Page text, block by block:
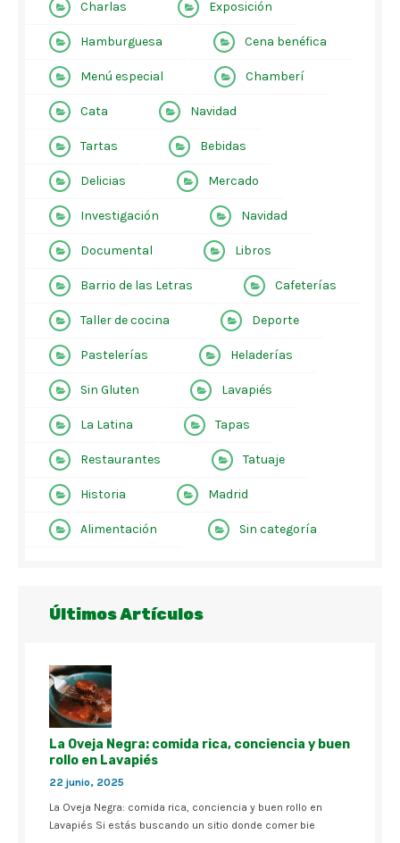
Charlas Exposición
Hamburguesa Cena benéfica
Menú especial Chamberí
Cata Navidad
Tartas Bebidas
Delicias Mercado
Investigación Navidad
Documental Libros
Barrio de las Letras Cafeterías
Taller de cocina Deporte
Pastelerías Heladerías
Sin Gluten Lavapiés
La Latina Tapas
Restaurantes Tatuaje
Historia Madrid
Alimentación Sin categoría
Últimos Artículos
La Oveja Negra: comida rica, conciencia y buen
rollo en Lavapiés
22 junio, 2025
La Oveja Negra: comida rica, conciencia y buen rollo en
Lavapiés Si estás buscando un sitio donde comer bie